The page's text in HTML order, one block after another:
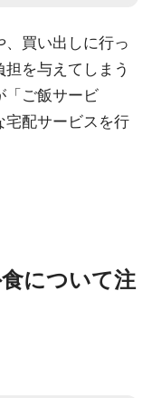
、買い出しに行っ
を与えてしまう
「ご飯サービ
宅配サービスを行
について注